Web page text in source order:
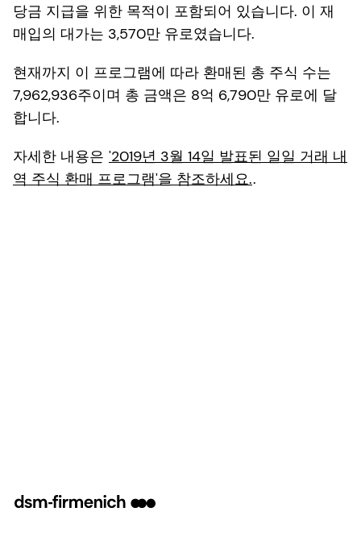
당금 지급을 위한 목적이 포함되어 있습니다. 이 재
매입의 대가는 3,570만 유로였습니다.
현재까지 이 프로그램에 따라 환매된 총 주식 수는
7,962,936주이며 총 금액은 8억 6,790만 유로에 달
합니다.
자세한 내용은 '2019년 3월 14일 발표된 일일 거래 내
역 주식 환매 프로그램'을 참조하세요..